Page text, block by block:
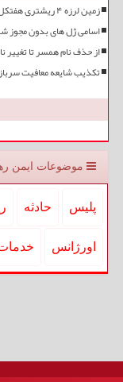
زمین لرزه ۴ ریشتری هفتکل را لرزاند
اسامی ژل های بدون
از حذف نام همسر تا تغییر
تکذیب شایعه معافیت
موضوعات ایمن
پلیس حادثه
اورژانس